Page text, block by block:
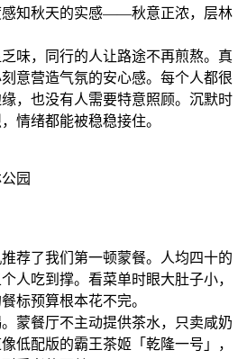
感知秋天的实感——秋意正浓，层林
味，同行的人让路途不再煎熬。真
意营造气氛的安心感。每个人都很
，也没有人需要特意照顾。沉默时
情绪都能被稳稳接住。
园
荐了我们第一顿蒙餐。人均四十的
人吃到撑。看菜单时眼大肚子小，
标预算根本花不完。
蒙餐厅不主动提供茶水，只卖咸奶
低配版的霸王茶姬「乾隆一号」，